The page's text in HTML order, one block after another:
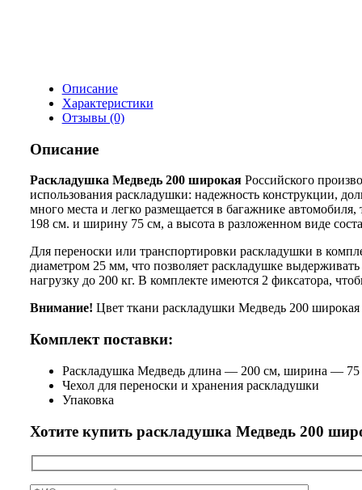
Описание
Характеристики
Отзывы (0)
Описание
Раскладушка Медведь 200 широкаяРоссийского
использования раскладушки: надежность конструкции,
много места и легко размещается в багажнике
198 см. и ширину 75 см, а высота в разложенном виде
Для переноски или транспортировки раскладушки в
диаметром 25 мм, что позволяет раскладушке
нагрузку до 200 кг. В комплекте имеются 2 фиксатора,
Внимание! Цвет ткани раскладушки Медведь 200 широкая
Комплект поставки:
Раскладушка Медведь длина — 200 см, ширина —
Чехол для переноски и хранения раскладушки
Упаковка
Хотите купить раскладушка Медведь 200